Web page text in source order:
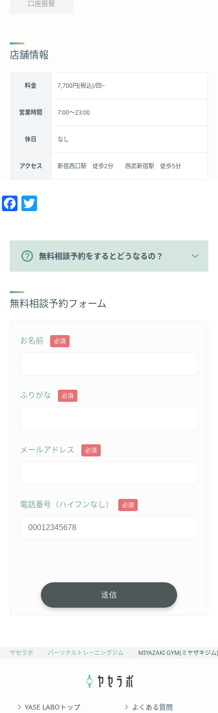
口座振替
店舗情報
料金 7,700円(税込)/回~
営業時間 7:00～23:00
休日 なし
アクセス 新宿西口駅 徒歩2分 西武新宿駅 徒歩5分
Facebook
無料相談予約をするとどうなるの？
無料相談予約フォーム
お名前 必須
ふりがな 必須
メールアドレス 必須
電話番号（ハイフンなし） 必須
ヤセラボ パーソナルトレーニングジム MIYAZAKI GYM(ミヤザキジ
YASE LABOトップ よくある質問